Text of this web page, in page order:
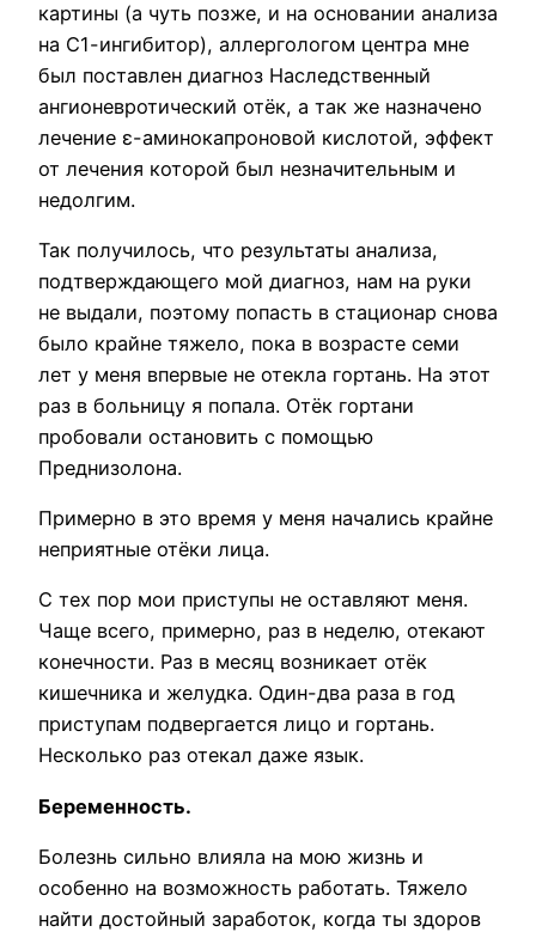
картины (а чуть позже, и на основании анализа
на С1-ингибитор), аллергологом центра мне
был поставлен диагноз Наследственный
ангионевротический отёк, а так же назначено
лечение ε-аминокапроновой кислотой, эффект
от лечения которой был незначительным и
недолгим.
Так получилось, что результаты анализа,
подтверждающего мой диагноз, нам на руки
не выдали, поэтому попасть в стационар снова
было крайне тяжело, пока в возрасте семи
лет у меня впервые не отекла гортань. На этот
раз в больницу я попала. Отёк гортани
пробовали остановить с помощью
Преднизолона.
Примерно в это время у меня начались крайне
неприятные отёки лица.
С тех пор мои приступы не оставляют меня.
Чаще всего, примерно, раз в неделю, отекают
конечности. Раз в месяц возникает отёк
кишечника и желудка. Один-два раза в год
приступам подвергается лицо и гортань.
Несколько раз отекал даже язык.
Беременность.
Болезнь сильно влияла на мою жизнь и
особенно на возможность работать. Тяжело
найти достойный заработок, когда ты здоров